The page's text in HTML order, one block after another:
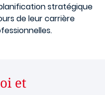
stratégique
de leur carrière
et